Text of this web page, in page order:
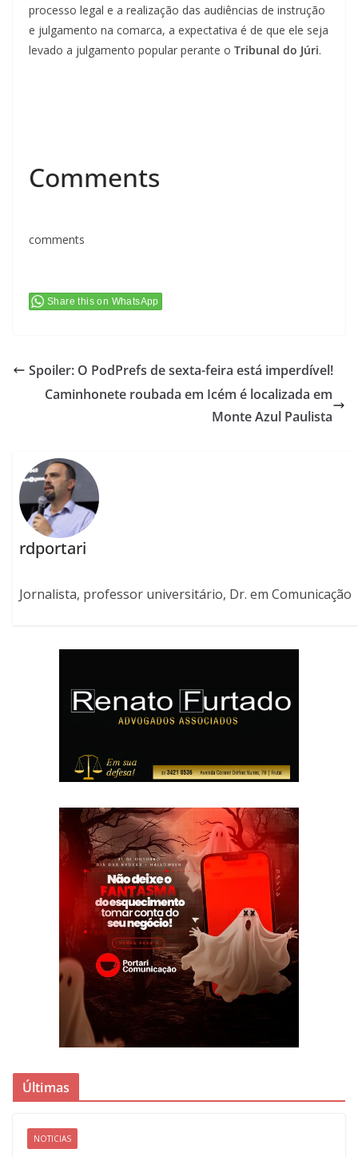
processo legal e a realização das audiências de instrução
e julgamento na comarca, a expectativa é de que ele seja
levado a julgamento popular perante o Tribunal do Júri.
Comments
comments
Share this on WhatsApp
Spoiler: O PodPrefs de sexta-feira está imperdível!
Caminhonete roubada em Icém é localizada em
Monte Azul Paulista
rdportari
Jornalista, professor universitário, Dr. em Comunicação
Últimas
NOTICIAS